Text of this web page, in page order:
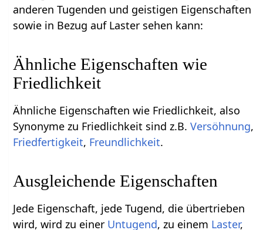
anderen Tugenden und geistigen Eigenschaften
sowie in Bezug auf Laster sehen kann:
Ähnliche Eigenschaften wie
Friedlichkeit
Ähnliche Eigenschaften wie Friedlichkeit, also
Synonyme zu Friedlichkeit sind z.B.Versöhnung,
Friedfertigkeit, Freundlichkeit.
Ausgleichende Eigenschaften
Jede Eigenschaft, jede Tugend, die übertrieben
wird, wird zu einer Untugend, zu einem Laster,